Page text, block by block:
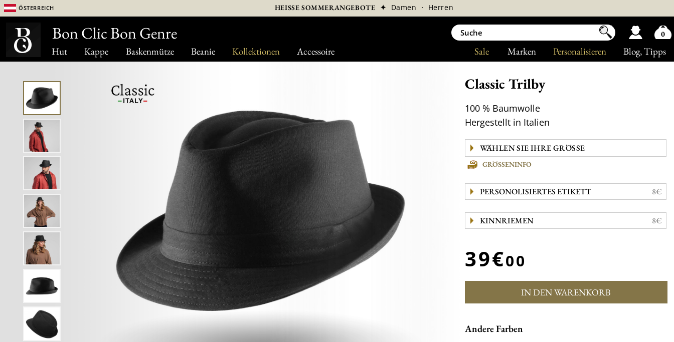
Hut Kappe Baskenmütze Beanie Kollektionen Accessoire Blog, Tipps
Personalisieren
Marken
Sale
Österreich HEISSE SOMMERANGEBOTE ✦ Damen · Herren
Classic Trilby
100 % Baumwolle
Hergestellt in Italien
GRÖSSENINFO
PERSONOLISIERTES ETIKETT 8€
KINNRIEMEN 8€
39€00
IN DEN WARENKORB
Andere Farben
Bon Clic Bon Genre 0